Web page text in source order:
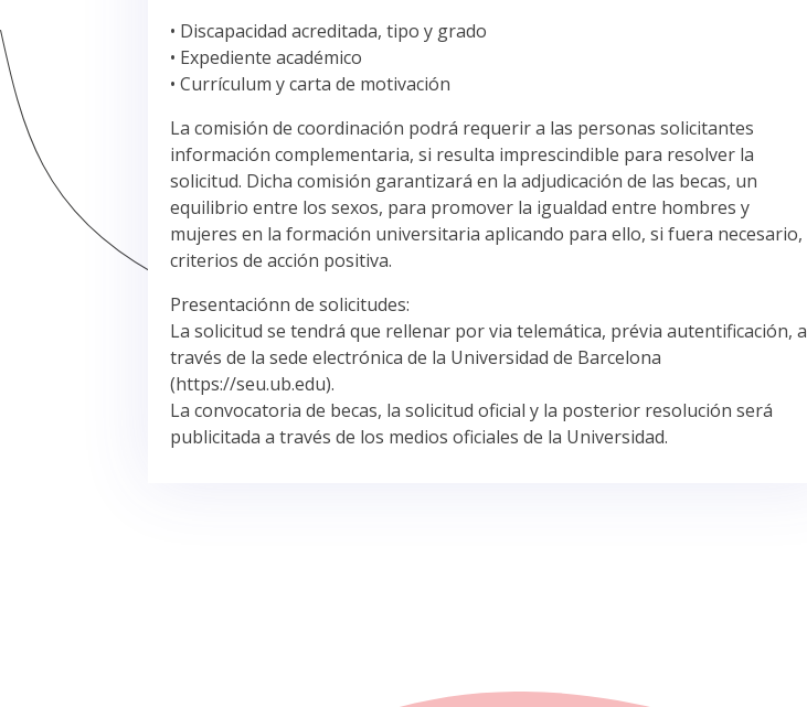
• Discapacidad acreditada, tipo y grado
• Expediente académico
• Currículum y carta de motivación
La comisión de coordinación podrá requerir a las personas solicitantes
información complementaria, si resulta imprescindible para resolver la
solicitud. Dicha comisión garantizará en la adjudicación de las becas, un
equilibrio entre los sexos, para promover la igualdad entre hombres y
mujeres en la formación universitaria aplicando para ello, si fuera necesario,
criterios de acción positiva.
Presentaciónn de solicitudes:
La solicitud se tendrá que rellenar por via telemática, prévia autentificación, a
través de la sede electrónica de la Universidad de Barcelona
(https://seu.ub.edu).
La convocatoria de becas, la solicitud oficial y la posterior resolución será
publicitada a través de los medios oficiales de la Universidad.